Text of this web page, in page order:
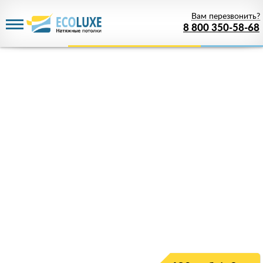
8 800 350-58-68
Вам перезвонить?